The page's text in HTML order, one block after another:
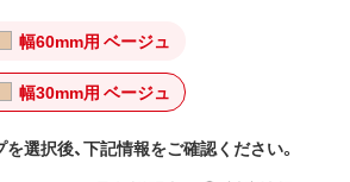
幅60mm用 ベージュ
幅30mm用 ベージュ
選択後、下記情報をご確認ください。